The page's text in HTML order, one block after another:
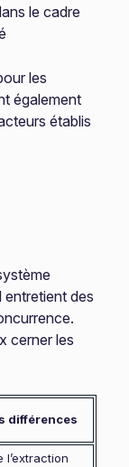
le cadre
les
également
établis
entretient des
cerner les
différences
l’extraction